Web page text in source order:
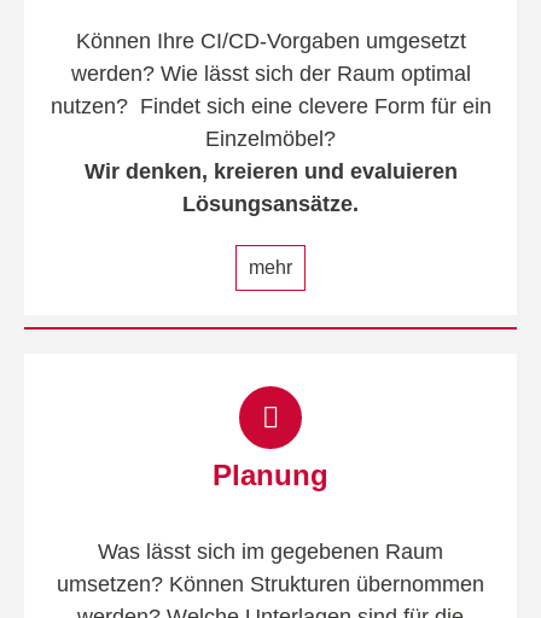
Können Ihre CI/CD-Vorgaben umgesetzt
werden? Wie lässt sich der Raum optimal
nutzen? Findet sich eine clevere Form für ein
Einzelmöbel?
Wir denken, kreieren und evaluieren
Lösungsansätze.
mehr
Planung
Was lässt sich im gegebenen Raum
umsetzen? Können Strukturen übernommen